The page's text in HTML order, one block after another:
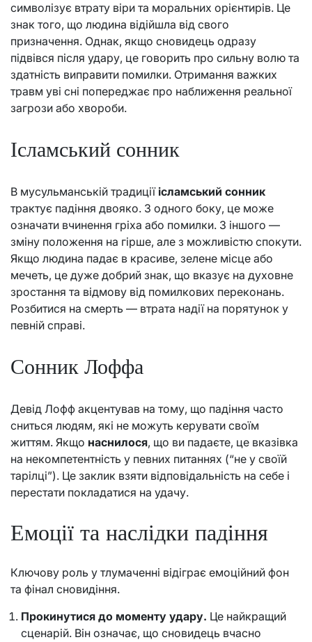
символізує втрату віри та моральних орієнтирів. Це
знак того, що людина відійшла від свого
призначення. Однак, якщо сновидець одразу
підвівся після удару, це говорить про сильну волю та
здатність виправити помилки. Отримання важких
травм уві сні попереджає про наближення реальної
загрози або хвороби.
Ісламський сонник
В мусульманській традиції ісламський сонник
трактує падіння двояко. З одного боку, це може
означати вчинення гріха або помилки. З іншого —
зміну положення на гірше, але з можливістю спокути.
Якщо людина падає в красиве, зелене місце або
мечеть, це дуже добрий знак, що вказує на духовне
зростання та відмову від помилкових переконань.
Розбитися на смерть — втрата надії на порятунок у
певній справі.
Сонник Лоффа
Девід Лофф акцентував на тому, що падіння часто
сниться людям, які не можуть керувати своїм
життям. Якщо наснилося, що ви падаєте, це вказівка
на некомпетентність у певних питаннях (“не у своїй
тарілці”). Це заклик взяти відповідальність на себе і
перестати покладатися на удачу.
Емоції та наслідки падіння
Ключову роль у тлумаченні відіграє емоційний фон
та фінал сновидіння.
Прокинутися до моменту удару. Це найкращий
сценарій. Він означає, що сновидець вчасно